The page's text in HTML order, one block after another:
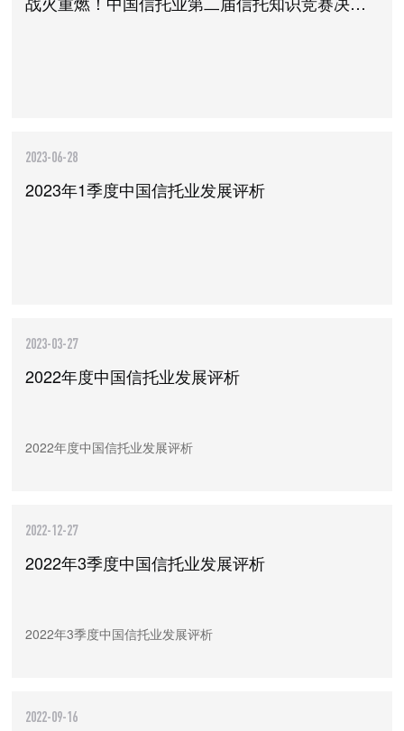
2023-06-28
2023年1季度中国信托业发展评析
2023-03-27
2022年度中国信托业发展评析
2022年度中国信托业发展评析
2022-12-27
2022年3季度中国信托业发展评析
2022年3季度中国信托业发展评析
2022-09-16